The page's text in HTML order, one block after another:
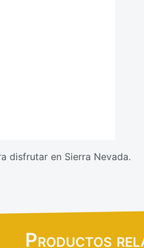
disfrutar en Sierra Nevada.
Productos